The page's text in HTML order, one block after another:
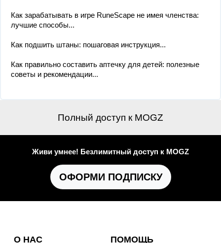
Как зарабатывать в игре RuneScape не имея членства:
лучшие способы...
Как подшить штаны: пошаговая инструкция...
Как правильно составить аптечку для детей: полезные
советы и рекомендации...
Полный доступ к MOGZ
Живи умнее! Безлимитный доступ к MOGZ
ОФОРМИ ПОДПИСКУ
О НАС ПОМОЩЬ